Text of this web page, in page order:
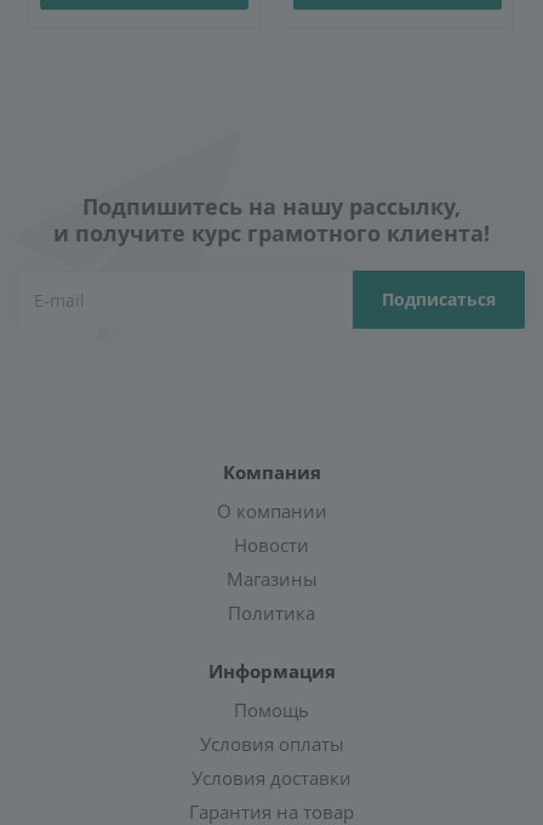
Подпишитесь на нашу рассылку,
и получите курс грамотного клиента!
Компания
О компании
Новости
Магазины
Политика
Информация
Помощь
Условия оплаты
Условия доставки
Гарантия на товар